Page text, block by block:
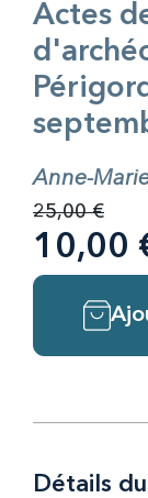
Actes
Anne-
25,00 €
10,00
Détails